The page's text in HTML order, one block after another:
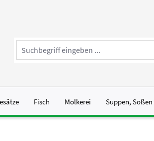
Fisch Molkerei Suppen, Soßen